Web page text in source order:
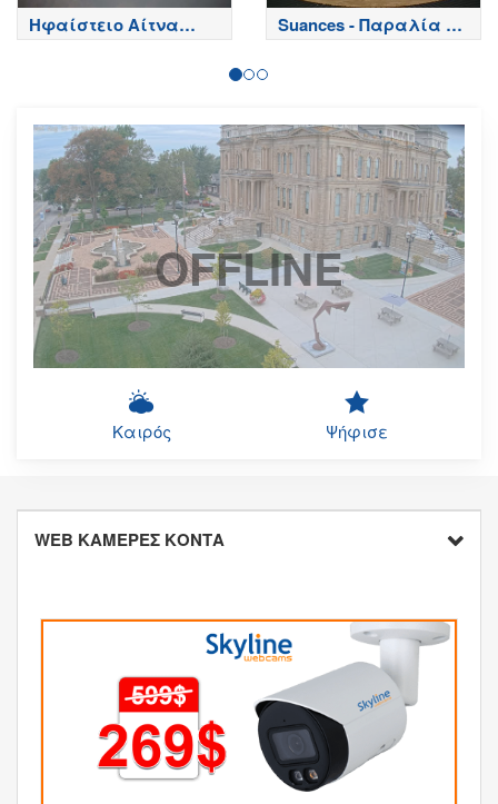
Ηφαίστειο Αίτνα
Τώρα
Suances - Παραλία de
la Concha - Spain
OFFLINE
Καιρός Ψήφισε
WEB ΚΑΜΕΡΕΣ ΚΟΝΤΑ